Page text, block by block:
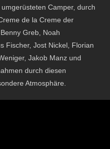
Camper, durch
de la Creme der
Greb, Noah
Fischer, Jost Nickel, Florian
Jakob Manz und
durch diesen
Atmosphäre.